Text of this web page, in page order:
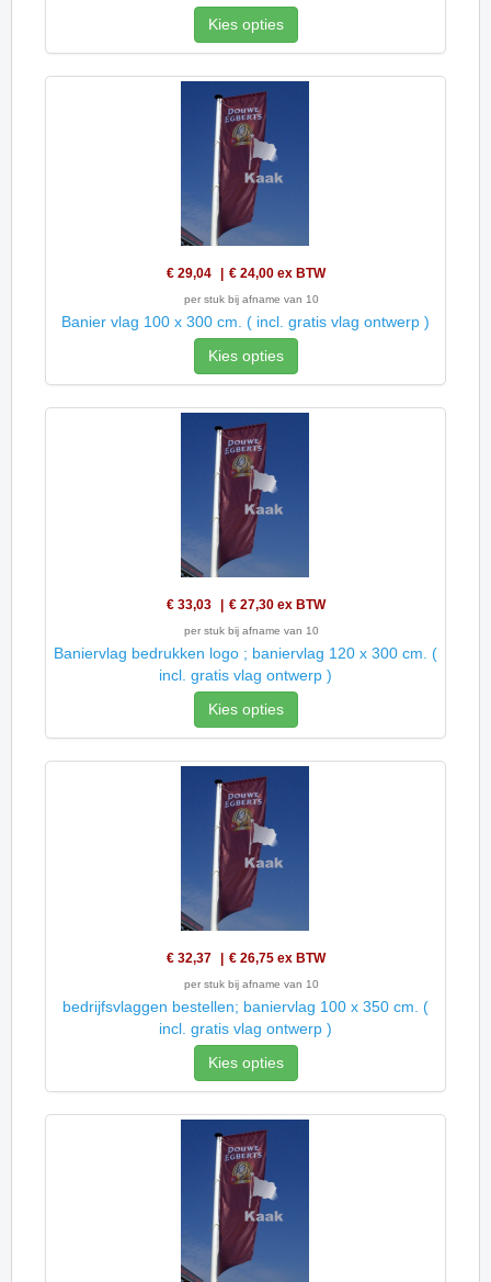
Kies opties
€ 29,04 € 24,00 ex BTW
per stuk bij afname van 10
Banier vlag 100 x 300 cm. ( incl. gratis vlag ontwerp )
Kies opties
€ 33,03 € 27,30 ex BTW
per stuk bij afname van 10
Baniervlag bedrukken logo ; baniervlag 120 x 300 cm. (
incl. gratis vlag ontwerp )
Kies opties
€ 32,37 € 26,75 ex BTW
per stuk bij afname van 10
bedrijfsvlaggen bestellen; baniervlag 100 x 350 cm. (
incl. gratis vlag ontwerp )
Kies opties